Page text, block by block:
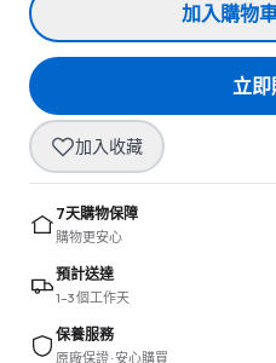
加入購物
立即
加入收藏
7天購物保障
購物更安心
預計送達
1–3 個工作天
保養服務
原廠保證 · 安心購買